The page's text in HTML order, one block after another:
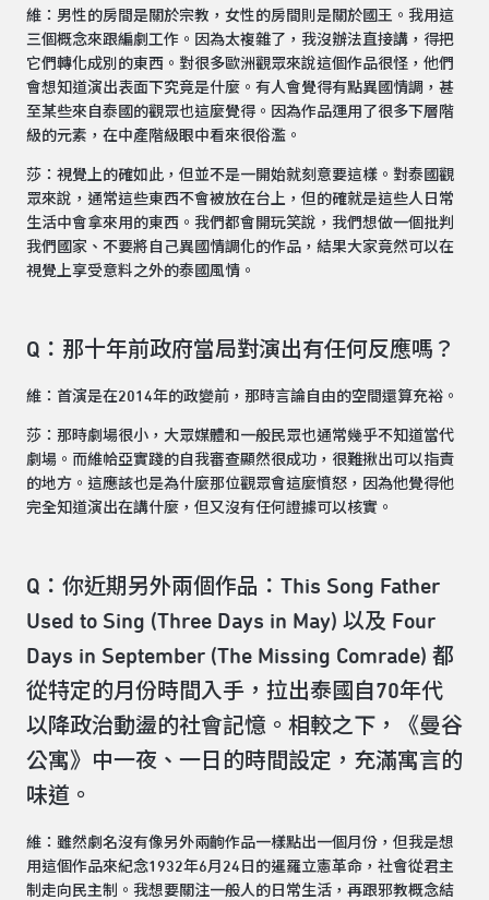
維：男性的房間是關於宗教，女性的房間則是關於國王。我用這
三個概念來跟編劇工作。因為太複雜了，我沒辦法直接講，得把
它們轉化成別的東西。對很多歐洲觀眾來說這個作品很怪，他們
會想知道演出表面下究竟是什麼。有人會覺得有點異國情調，甚
至某些來自泰國的觀眾也這麼覺得。因為作品運用了很多下層階
級的元素，在中產階級眼中看來很俗濫。
莎：視覺上的確如此，但並不是一開始就刻意要這樣。對泰國觀
眾來說，通常這些東西不會被放在台上，但的確就是這些人日常
生活中會拿來用的東西。我們都會開玩笑說，我們想做一個批判
我們國家、不要將自己異國情調化的作品，結果大家竟然可以在
視覺上享受意料之外的泰國風情。
Q：那十年前政府當局對演出有任何反應嗎？
維：首演是在2014年的政變前，那時言論自由的空間還算充裕。
莎：那時劇場很小，大眾媒體和一般民眾也通常幾乎不知道當代
劇場。而維帢亞實踐的自我審查顯然很成功，很難揪出可以指責
的地方。這應該也是為什麼那位觀眾會這麼憤怒，因為他覺得他
完全知道演出在講什麼，但又沒有任何證據可以核實。
Q：你近期另外兩個作品：This Song Father
Used to Sing (Three Days in May) 以及 Four
Days in September (The Missing Comrade) 都
從特定的月份時間入手，拉出泰國自70年代
以降政治動盪的社會記憶。相較之下，《曼谷
公寓》中一夜、一日的時間設定，充滿寓言的
味道。
維：雖然劇名沒有像另外兩齣作品一樣點出一個月份，但我是想
用這個作品來紀念1932年6月24日的暹羅立憲革命，社會從君主
制走向民主制。我想要關注一般人的日常生活，再跟邪教概念結